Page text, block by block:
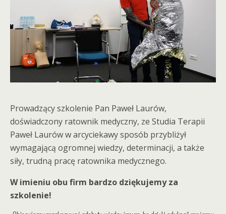
Prowadzący szkolenie Pan Paweł Laurów,
doświadczony ratownik medyczny, ze Studia Terapii
Paweł Laurów w arcyciekawy sposób przybliżył
wymagającą ogromnej wiedzy, determinacji, a także
siły, trudną pracę ratownika medycznego.
W imieniu obu firm bardzo dziękujemy za
szkolenie!